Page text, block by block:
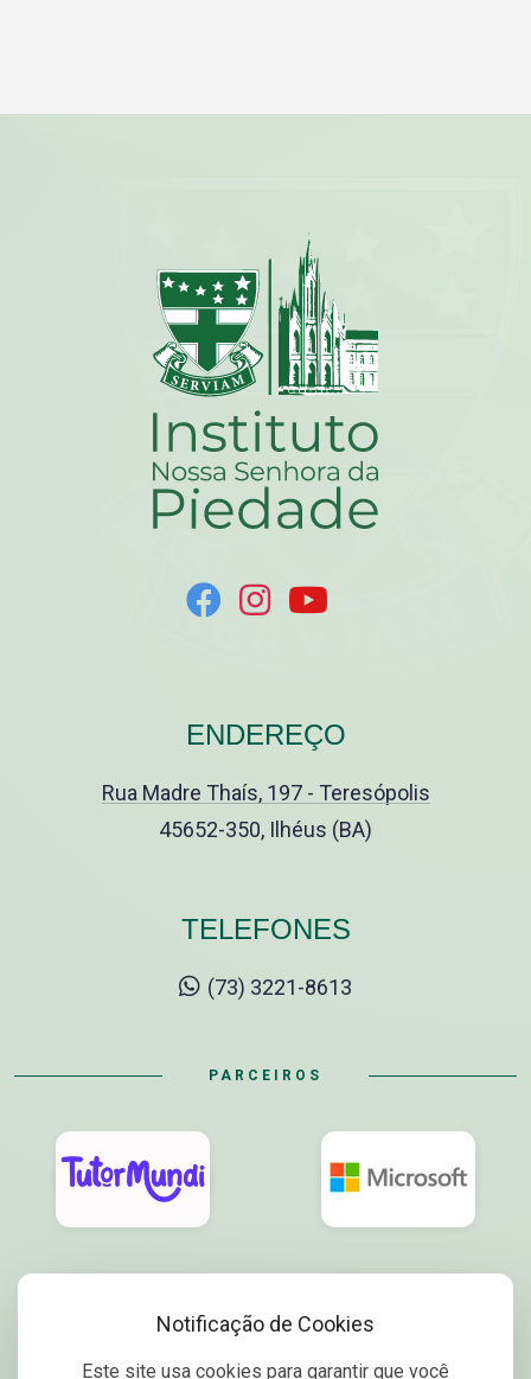
ENDEREÇO
Rua Madre Thaís, 197 - Teresópolis
45652-350, Ilhéus (BA)
TELEFONES
(73) 3221-8613
PARCEIROS
Notificação de Cookies
Este site usa cookies para garantir que você